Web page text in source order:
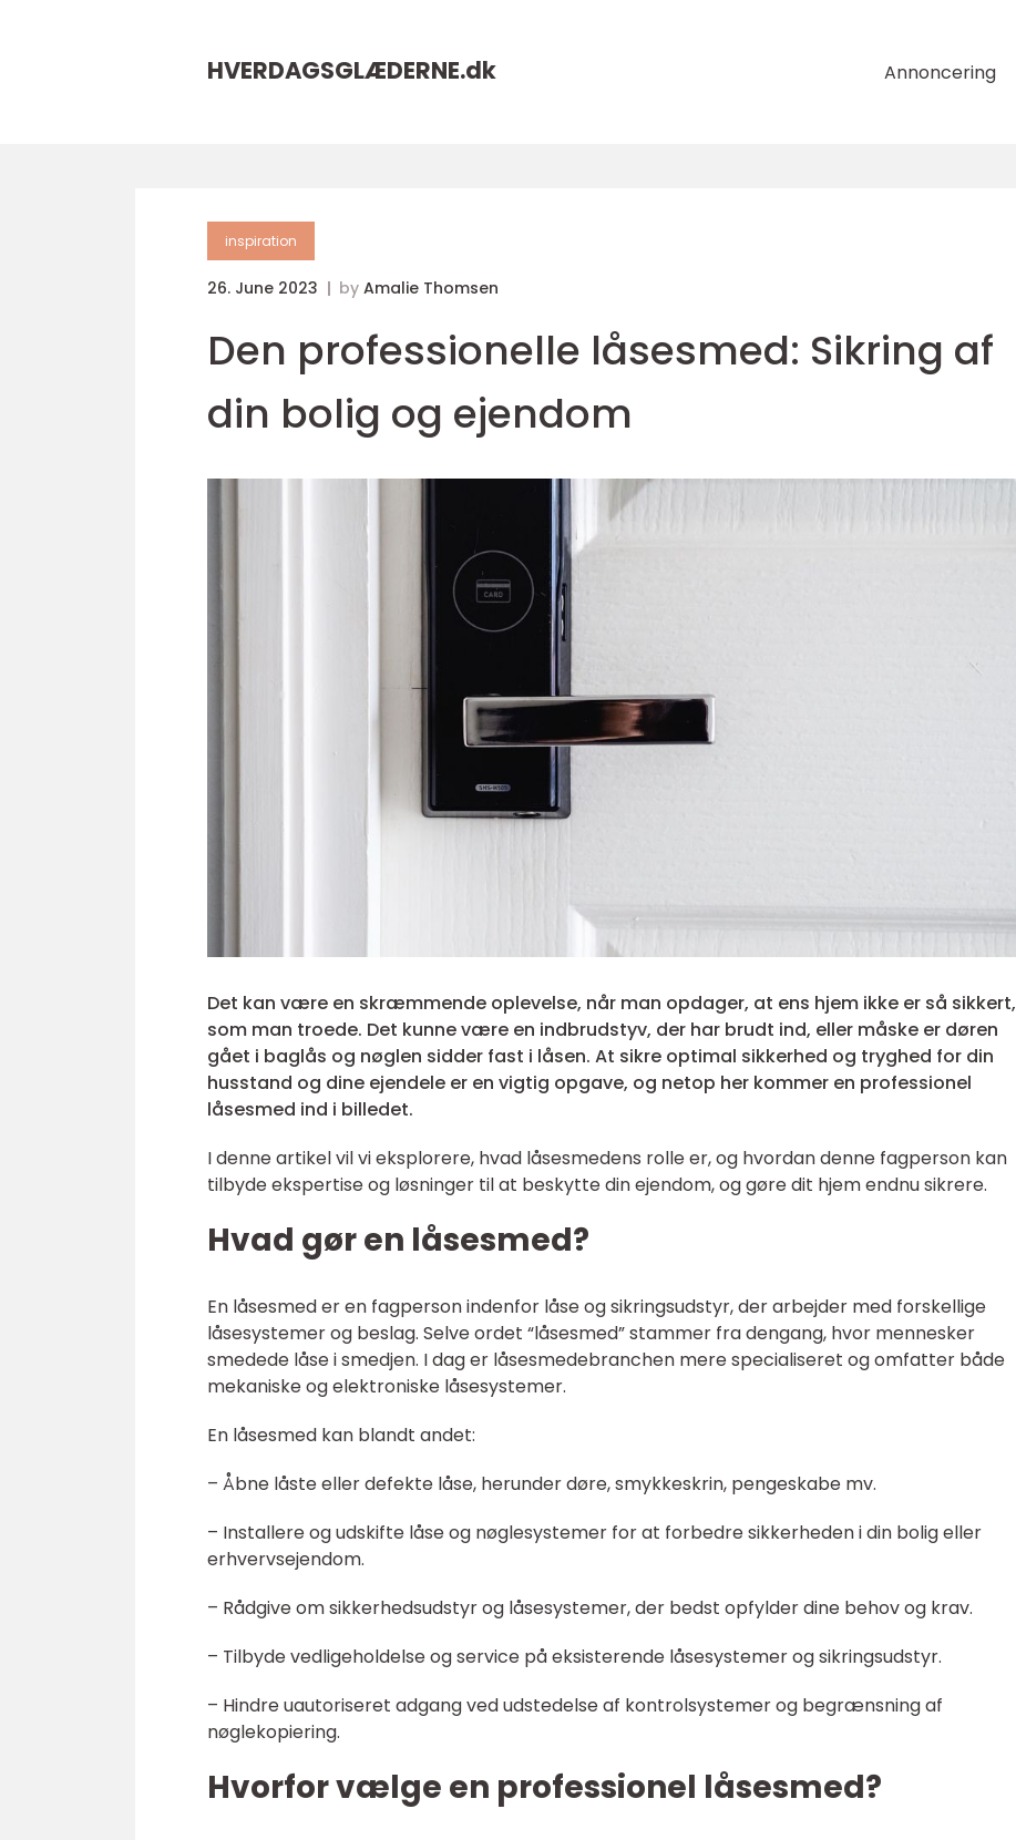
HVERDAGSGLÆDERNE.dk Annoncering
inspiration
26. June 2023 by Amalie Thomsen
Den professionelle låsesmed: Sikring af
din bolig og ejendom
Det kan være en skræmmende oplevelse, når man opdager, at ens hjem ikke er så sikkert,
som man troede. Det kunne være en indbrudstyv, der har brudt ind, eller måske er døren
gået i baglås og nøglen sidder fast i låsen. At sikre optimal sikkerhed og tryghed for din
husstand og dine ejendele er en vigtig opgave, og netop her kommer en professionel
låsesmed ind i billedet.
I denne artikel vil vi eksplorere, hvad låsesmedens rolle er, og hvordan denne fagperson kan
tilbyde ekspertise og løsninger til at beskytte din ejendom, og gøre dit hjem endnu sikrere.
Hvad gør en låsesmed?
En låsesmed er en fagperson indenfor låse og sikringsudstyr, der arbejder med forskellige
låsesystemer og beslag. Selve ordet “låsesmed” stammer fra dengang, hvor mennesker
smedede låse i smedjen. I dag er låsesmedebranchen mere specialiseret og omfatter både
mekaniske og elektroniske låsesystemer.
En låsesmed kan blandt andet:
– Åbne låste eller defekte låse, herunder døre, smykkeskrin, pengeskabe mv.
– Installere og udskifte låse og nøglesystemer for at forbedre sikkerheden i din bolig eller
erhvervsejendom.
– Rådgive om sikkerhedsudstyr og låsesystemer, der bedst opfylder dine behov og krav.
– Tilbyde vedligeholdelse og service på eksisterende låsesystemer og sikringsudstyr.
– Hindre uautoriseret adgang ved udstedelse af kontrolsystemer og begrænsning af
nøglekopiering.
Hvorfor vælge en professionel låsesmed?